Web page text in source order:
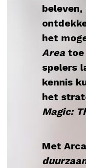
beleven,
het
Area toe
spelers
kennis
Magic: